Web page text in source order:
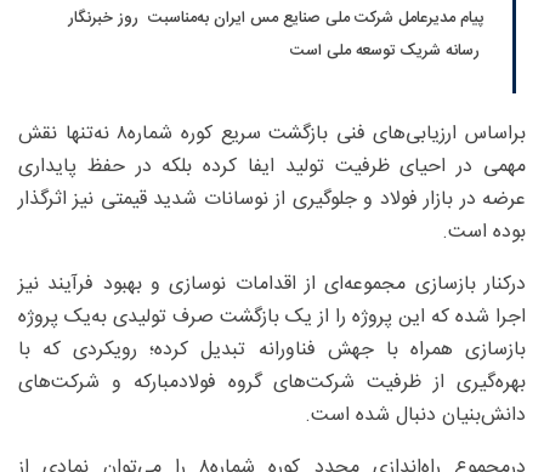
پیام مدیرعامل شرکت ملی صنایع مس ایران به‌مناسبت روز خبرنگار
رسانه شریک توسعه ملی است
براساس ارزیابی‌های فنی بازگشت سریع کوره شماره۸ نه‌تنها نقش
مهمی در احیای ظرفیت تولید ایفا کرده بلکه در حفظ پایداری
عرضه در بازار فولاد و جلوگیری از نوسانات شدید قیمتی نیز اثرگذار
بوده است.
درکنار بازسازی مجموعه‌ای از اقدامات نوسازی و بهبود فرآیند نیز
اجرا شده که این پروژه را از یک بازگشت صرف تولیدی به‌یک پروژه
بازسازی همراه با جهش فناورانه تبدیل کرده؛ رویکردی که با
بهره‌گیری از ظرفیت شرکت‌های گروه فولادمبارکه و شرکت‌های
دانش‌بنیان دنبال شده است.